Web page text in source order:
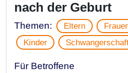
nach der Geburt
Themen: Eltern
Kinder
Für Betroffene